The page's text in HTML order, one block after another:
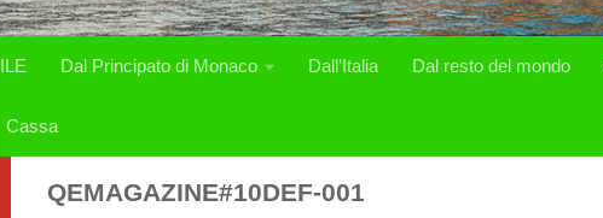
Dal Principato di Monaco Dall’Italia Dal resto del mondo
Cassa
QEMAGAZINE#10DEF-001